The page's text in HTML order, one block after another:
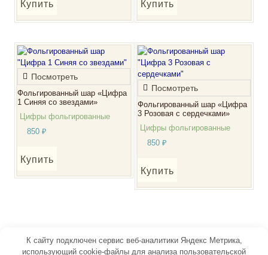
Купить Купить
Посмотреть
Фольгированный шар «Цифра
1 Синяя со звездами»
Цифры фольгированные
850 ₽
Купить
Посмотреть
Фольгированный шар «Цифра
3 Розовая с сердечками»
Цифры фольгированные
850 ₽
Купить
К сайту подключен сервис веб-аналитики Яндекс Метрика,
использующий cookie-файлы для анализа пользовательской